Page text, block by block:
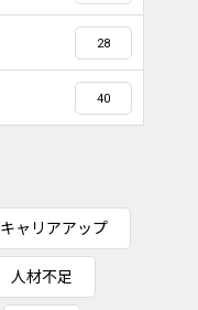
28
40
キャリアアップ
人材不足